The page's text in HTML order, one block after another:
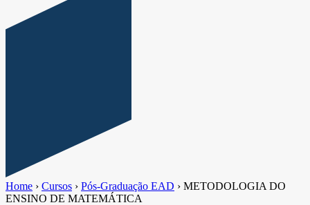
Home › Cursos › Pós-Graduação EAD › METODOLOGIA DO
ENSINO DE MATEMÁTICA